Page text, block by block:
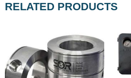
RELATED PRODUCTS